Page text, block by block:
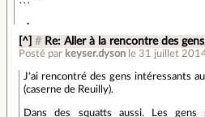
```
[^] # Re: Aller à la rencontre des
Posté par keyser.dyson le 31 juillet
J'ai rencontré des gens intéressants
(caserne de Reuilly).
Dans des squatts aussi. Les gens